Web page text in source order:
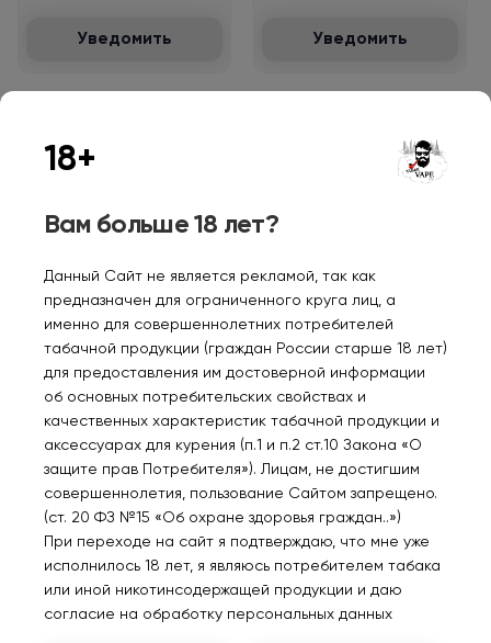
Уведомить Уведомить
Нет в наличии
ананас 30мл 2%
350₽
Уведомить
Нет в наличии
ежевика 30мл 2%
350₽
Уведомить
Нет в наличии
Boshki Salt Фрукты 30мл
2%
18+
Вам больше 18 лет?
Данный Сайт не является рекламой, так как
предназначен для ограниченного круга лиц, а
именно для совершеннолетних потребителей
табачной продукции (граждан России старше 18 лет)
для предоставления им достоверной информации
об основных потребительских свойствах и
качественных характеристик табачной продукции и
аксессуарах для курения (п.1 и п.2 ст.10 Закона «О
защите прав Потребителя»). Лицам, не достигшим
совершеннолетия, пользование Сайтом запрещено.
(ст. 20 ФЗ №15 «Об охране здоровья граждан..»)
При переходе на сайт я подтверждаю, что мне уже
исполнилось 18 лет, я являюсь потребителем табака
или иной никотинсодержащей продукции и даю
согласие на обработку персональных данных